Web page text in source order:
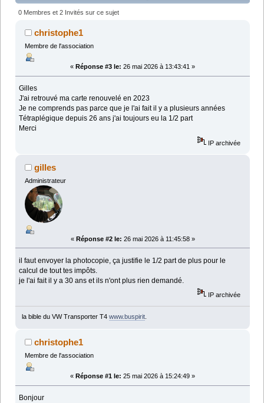
déclaration d'impôt (Lu 12015 fois)
0 Membres et 2 Invités sur ce sujet
christophe1
Membre de l'association
« Réponse #3 le: 26 mai 2026 à 13:43:41 »
Gilles
J'ai retrouvé ma carte renouvelé en 2023
Je ne comprends pas parce que je l'ai fait il y a plusieurs années
Tétraplégique depuis 26 ans j'ai toujours eu la 1/2 part
Merci
IP archivée
gilles
Administrateur
« Réponse #2 le: 26 mai 2026 à 11:45:58 »
il faut envoyer la photocopie, ça justifie le 1/2 part de plus pour le
calcul de tout tes impôts.
je l'ai fait il y a 30 ans et ils n'ont plus rien demandé.
IP archivée
la bible du VW Transporter T4 www.buspirit.
christophe1
Membre de l'association
« Réponse #1 le: 25 mai 2026 à 15:24:49 »
Bonjour